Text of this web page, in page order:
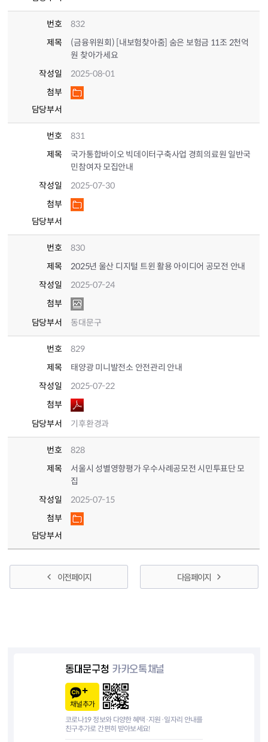
번호
832
제목
(금융위원회) [내보험찾아줌] 숨은 보험금 11조 2천억
원 찾아가세요
작성일
2025-08-01
첨부
담당부서
번호
831
제목
국가통합바이오 빅데이터구축사업 경희의료원 일반국
민참여자 모집안내
작성일
2025-07-30
첨부
담당부서
번호
830
제목
2025년 울산 디지털 트윈 활용 아이디어 공모전 안내
작성일
2025-07-24
첨부
담당부서
동대문구
번호
829
제목
태양광 미니발전소 안전관리 안내
작성일
2025-07-22
첨부
담당부서
기후환경과
번호
828
제목
서울시 성별영향평가 우수사례공모전 시민투표단 모
집
작성일
2025-07-15
첨부
담당부서
이전 페이지 다음 페이지
동대문구청 카카오톡채널
채널추가
코로나19 정보와 다양한 혜택·지원·일자리 안내를
친구추가로 간편히 받아보세요!